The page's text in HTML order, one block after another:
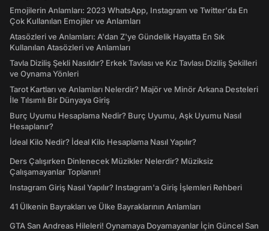
Emojilerin Anlamları: 2023 WhatsApp, Instagram ve Twitter'da En
Çok Kullanılan Emojiler ve Anlamları
Atasözleri ve Anlamları: A'dan Z'ye Gündelik Hayatta En Sık
Kullanılan Atasözleri ve Anlamları
Tavla Diziliş Şekli Nasıldır? Erkek Tavlası ve Kız Tavlası Diziliş Şekilleri
ve Oynama Yönleri
Tarot Kartları ve Anlamları Nelerdir? Majör ve Minör Arkana Desteleri
İle Tılsımlı Bir Dünyaya Giriş
Burç Uyumu Hesaplama Nedir? Burç Uyumu, Aşk Uyumu Nasıl
Hesaplanır?
İdeal Kilo Nedir? İdeal Kilo Hesaplama Nasıl Yapılır?
Ders Çalışırken Dinlenecek Müzikler Nelerdir? Müziksiz
Çalışamayanlar Toplanın!
Instagram Giriş Nasıl Yapılır? Instagram'a Giriş İşlemleri Rehberi
41 Ülkenin Bayrakları ve Ülke Bayraklarının Anlamları
GTA San Andreas Hileleri! Oynamaya Doyamayanlar İçin Güncel San